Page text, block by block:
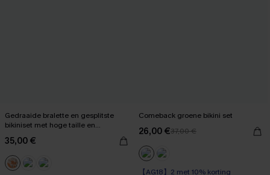
Gedraaide bralette en gesplitste
bikiniset met hoge taille en
35,00 €
【AG18】2 met 10% korting
Comeback groene bikini set
26,00 €37,00 €
【AG18】2 met 10% korting
Op voorraad